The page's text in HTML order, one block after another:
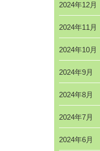
2024年12月
2024年11月
2024年10月
2024年9月
2024年8月
2024年7月
2024年6月